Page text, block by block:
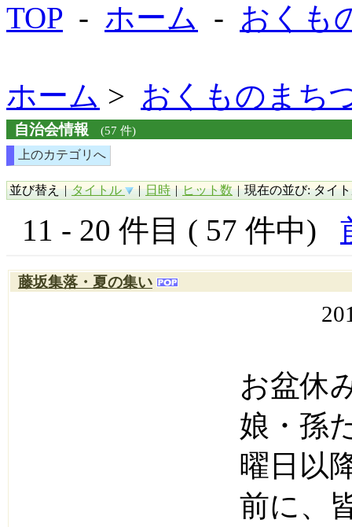
TOP - ホーム - おくも
ホーム > おくものまち
自治会情報
(57 件)
上のカテゴリへ
並び替え | タイトル | 日時 | ヒット数 | 現在の並び: タイ
11 - 20 件目 ( 57 件中)
藤坂集落・夏の集い
お盆休
娘・孫
曜日以
前に、